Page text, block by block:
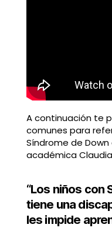
A continuación te
comunes para
Síndrome de
académica
“Los niños con
tiene una
les impide